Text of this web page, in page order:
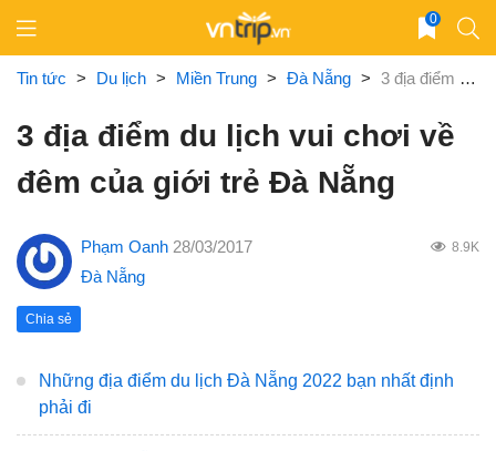
content
0
Tin tức > Du lịch > Miền Trung > Đà Nẵng > 3 địa điểm du lịch vui chơi về đêm của giới trẻ Đà Nẵng
3 địa điểm du lịch vui chơi về
đêm của giới trẻ Đà Nẵng
Phạm Oanh 28/03/2017 8.9K
Đà Nẵng
Chia sẻ
Những địa điểm du lịch Đà Nẵng 2022 bạn nhất định
phải đi